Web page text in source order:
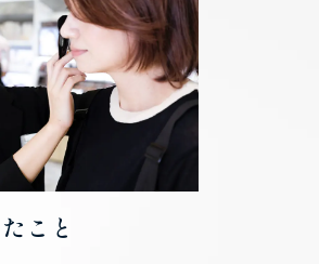
こと